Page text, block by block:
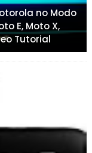
no Modo
E, Moto X,
Tutorial